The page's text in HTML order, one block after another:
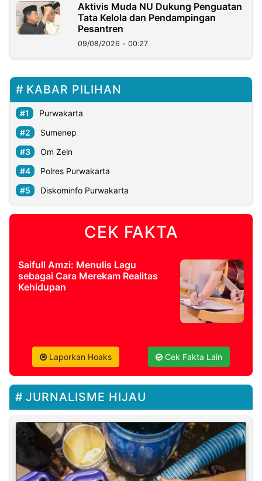
Aktivis Muda NU Dukung Penguatan
Tata Kelola dan Pendampingan
Pesantren
09/08/2026 - 00:27
KABAR PILIHAN
Purwakarta
Sumenep
Om Zein
Polres Purwakarta
Diskominfo Purwakarta
CEK FAKTA
Saifull Amzi: Menulis Lagu
sebagai Cara Merekam Realitas
Kehidupan
Laporkan Hoaks Cek Fakta Lain
JURNALISME HIJAU